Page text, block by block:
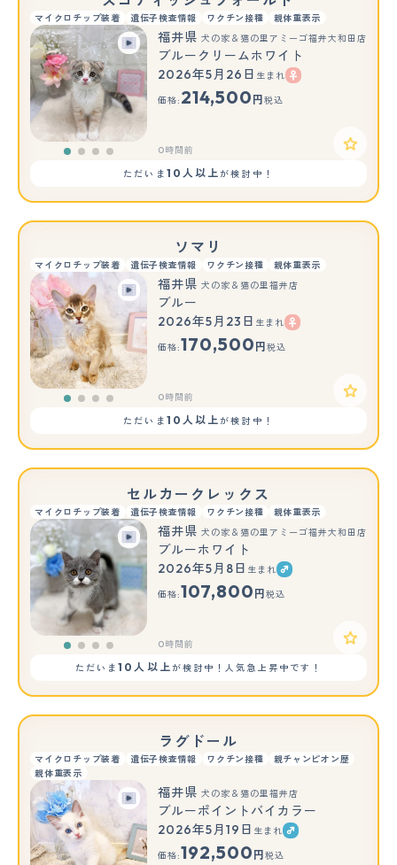
マイクロチップ装着 遺伝子検査情報 ワクチン接種 親体重表示
福井県 犬の家＆猫の里アミーゴ福井大和田店
ブルークリームホワイト
2026年5月26日 生まれ
価格: 214,500 円 税込
0時間前
ただいま 10人以上が検討中！
ソマリ
マイクロチップ装着 遺伝子検査情報 ワクチン接種 親体重表示
福井県 犬の家＆猫の里福井店
ブルー
2026年5月23日 生まれ
価格:170,500 円 税込
0時間前
ただいま 10人以上が検討中！
セルカークレックス
マイクロチップ装着 遺伝子検査情報 ワクチン接種 親体重表示
福井県 犬の家＆猫の里アミーゴ福井大和田店
ブルーホワイト
2026年5月8日 生まれ
価格:107,800 円 税込
0時間前
ただいま10人以上が検討中！人気急上昇中です！
ラグドール
マイクロチップ装着 遺伝子検査情報 ワクチン接種
親チャンピオン歴
親体重表示
福井県 犬の家＆猫の里福井店
ブルーポイントバイカラー
2026年5月19日 生まれ
価格:192,500 円 税込